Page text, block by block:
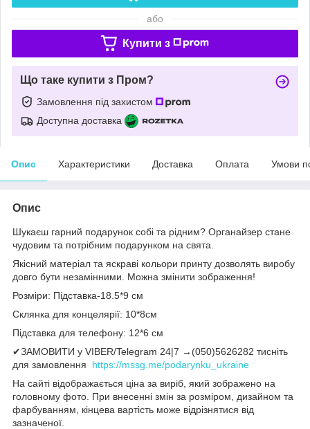
або
Купити з
Що таке купити з Пром?
Замовлення під захистом
Доступна доставка
Опис Характеристики Доставка Оплата Умови
Опис
Шукаєш гарний подарунок собі та рідним? Органайзер стане
чудовим та потрібним подарунком на свята.
Якісний матеріал та яскраві кольори принту дозволять виробу
довго бути незамінними. Можна змінити зображення!
Розміри: Підставка-18.5*9 см
Склянка для концелярії: 10*8см
Підставка для телефону: 12*6 см
✔ЗАМОВИТИ у VIBER/Telegram 24|7 →(050)5626282 тисніть
для замовлення https://mssg.me/podarynku_ukraine
На сайті відображається ціна за виріб, який зображено на
головному фото. При внесенні змін за розміром, дизайном та
фарбуванням, кінцева вартість може відрізнятися від
зазначеної.